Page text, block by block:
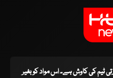
ٹیم کی کاوش ہے۔ اس مواد کو بغیر